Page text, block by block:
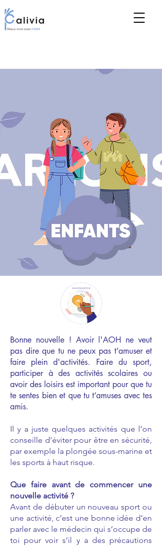
Bonne nouvelle ! Avoir l'AOH ne veut
pas dire que tu ne peux pas t’amuser et
faire plein d'activités. Faire du sport,
participer à des activités scolaires ou
avoir des loisirs est important pour que tu
te sentes bien et que tu t’amuses avec tes
amis.
Il y a juste quelques activités que l’on
conseille d’éviter pour être en sécurité,
par exemple la plongée sous-marine et
les sports à haut risque.
Que faire avant de commencer une
nouvelle activité ?
Avant de débuter un nouveau sport ou
une activité, c’est une bonne idée d’en
parler avec le médecin qui s’occupe de
toi pour voir s’il y a des précautions